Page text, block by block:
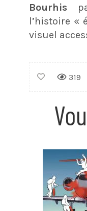
Bourhis
l’histoire «
visuel
319